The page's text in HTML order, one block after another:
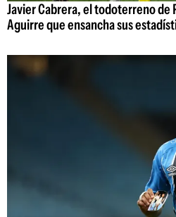
Javier Cabrera, el todoterreno de
Aguirre que ensancha sus